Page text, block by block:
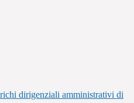
dirigenziali amministrativi di